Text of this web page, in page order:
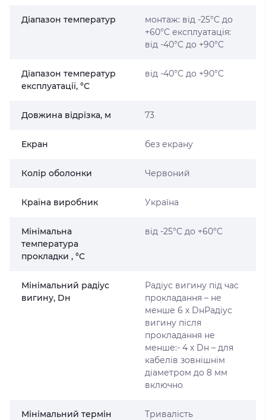
Діапазон температур
монтаж: від -25°C до
+60°C експлуатація:
від -40°C до +90°C
Діапазон температур
експлуатації, °С
від -40°C до +90°C
Довжина відрізка, м 73
Екран без екрану
Колір оболонки Червоний
Країна виробник Україна
Мінімальна
температура
прокладки , °С
від -25°C до +60°C
Мінімальний радіус
вигину, Dн
Радіус вигину під час
прокладання – не
менше 6 х DнРадіус
вигину після
прокладання не
менше:- 4 х Dн – для
кабелів зовнішнім
діаметром до 8 мм
включно
Мінімальний термін
Тривалість